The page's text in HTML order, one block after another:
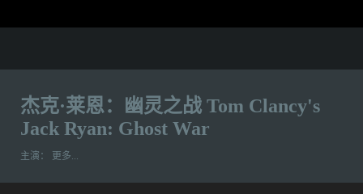
杰克·莱恩：幽灵之战 Tom Clancy's
Jack Ryan: Ghost War
主演： 更多...